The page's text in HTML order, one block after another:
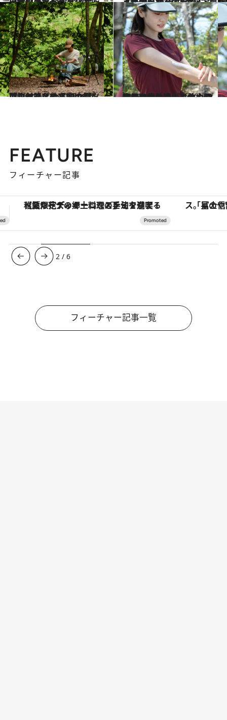
2023.8.24
「片付けを効率的にするコツって？」 人気女性ソロキャンプYouTuberが アウトドアの【20の疑問】に答えます
ライフスタイル 2023.9.9
山では紫外線が平地より強くなる！ トレッキングを思いきり楽しむための 肌ケアのヒントと体力回復のコツは？
ライフスタイル
FEATURE
フィーチャー記事
「星のや富士」でデジタルデトックス。冨士信仰の歴史を辿り、心身を調える。 【銀座で出合う最旬美容】美髪ケアや上質
3 /6
フィーチャー記事一覧